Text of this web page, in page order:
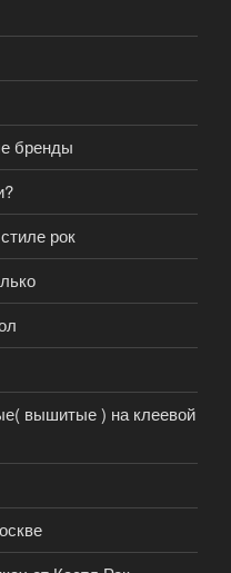
бренды
рок
вышитые ) на клеевой